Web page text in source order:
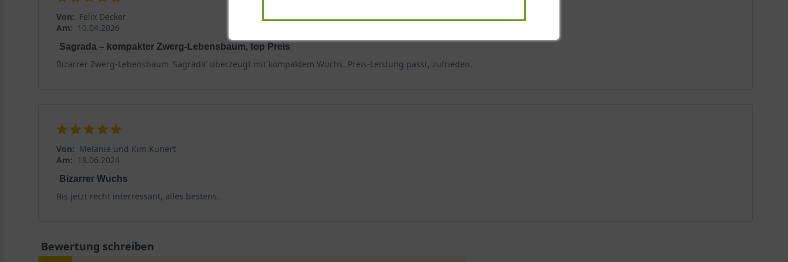
Von: Felix Decker
Am: 10.04.2026
Sagrada – kompakter Zwerg-Lebensbaum, top Preis
Bizarrer Zwerg-Lebensbaum 'Sagrada' überzeugt mit kompaktem Wuchs. Preis-Leistung passt, zufrieden.
Von: Melanie und Kim Kunert
Am: 18.06.2024
Bizarrer Wuchs
Bis jetzt recht interressant, alles bestens.
Bewertung schreiben